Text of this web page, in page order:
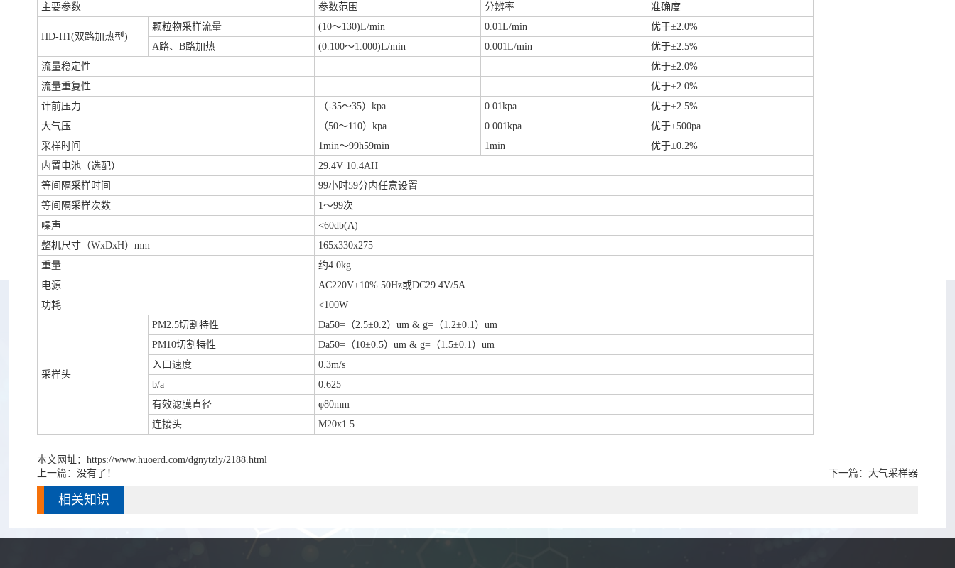
主要参数 参数范围 分辨率 准确度
HD-H1(双路加热型)
颗粒物采样流量 (10～130)L/min 0.01L/min
优于±2.0%
A路、B路加热
(0.100～1.000)L/min 0.001L/min
优于±2.5%
流量稳定性
优于±2.0%
流量重复性
优于±2.0%
计前压力
（-35～35）kpa 0.01kpa
优于±2.5%
大气压
（50～110）kpa 0.001kpa
优于±500pa
采样时间
1min～99h59min 1min
优于±0.2%
内置电池（选配）
29.4V 10.4AH
等间隔采样时间
99小时59分内任意设置
等间隔采样次数
1～99次
噪声
<60db(A)
整机尺寸（WxDxH）mm
165x330x275
重量
约4.0kg
电源
AC220V±10% 50Hz或DC29.4V/5A
功耗
<100W
采样头
PM2.5切割特性
Da50=（2.5±0.2）um & g=（1.2±0.1）um
PM10切割特性
Da50=（10±0.5）um & g=（1.5±0.1）um
入口速度
0.3m/s
b/a
0.625
有效滤膜直径
φ80mm
连接头
M20x1.5
本文网址： https://www.huoerd.com/dgnytzly/2188.html
上一篇：没有了！
下一篇： 大气采样器
相关知识